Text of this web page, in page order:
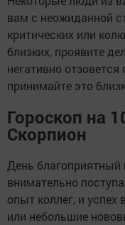
вам с неожиданной
критических или
близких, проявите
негативно
принимайте это
Гороскоп на
Скорпион
День благоприятный
внимательно
опыт коллег, и
или небольшие